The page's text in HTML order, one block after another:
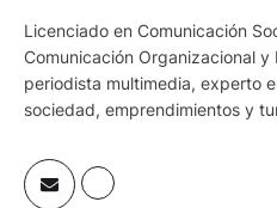
Licenciado en Comunicación
Comunicación Organizacional y
periodista multimedia, experto
sociedad, emprendimientos y